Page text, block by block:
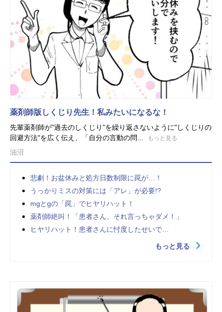
薬剤師版しくじり先生！私みたいになるな！
先輩薬剤師が"過去のしくじり"を繰り返さないように"しくじりの
回避方法"を広く伝え、「自分の言動の問...
もっと見る
油沼
悲劇！お盆休みと処方日数制限に罠が…！
うっかりミスの対策には「アレ」が必要!?
mgとgの「罠」でヒヤリハット！
薬剤師絶叫！「患者さん、それ言っちゃダメ！」
ヒヤリハット！患者さんに忖度したせいで…
もっと見る